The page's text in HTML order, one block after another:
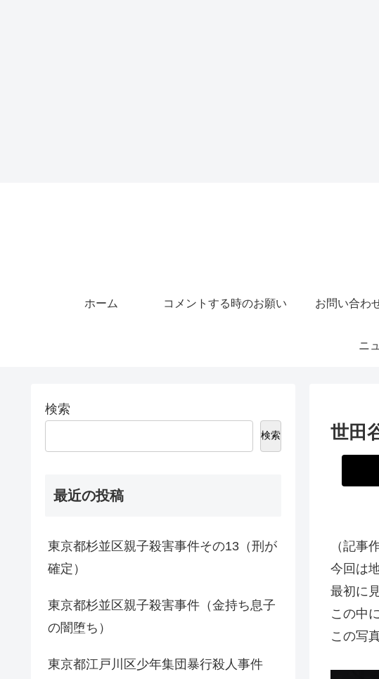
ホーム コメントする時のお願い お問い合わ
ニ
世田
（記事
今回は
最初に
この中
この写
検索
検索
最近の投稿
東京都杉並区親子殺害事件その13（刑が
確定）
東京都杉並区親子殺害事件（金持ち息子
の闇堕ち）
東京都江戸川区少年集団暴行殺人事件